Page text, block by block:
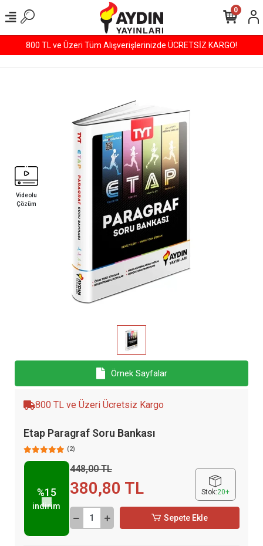
800 TL ve Üzeri Tüm Alışverişlerinizde ÜCRETSİZ KARGO!
0
Videolu
Çözüm
Örnek Sayfalar
800 TL ve Üzeri Ücretsiz Kargo
Etap Paragraf Soru Bankası
(2)
%15
indirim
448,00 TL
380,80 TL Stok:20+
Sepete Ekle